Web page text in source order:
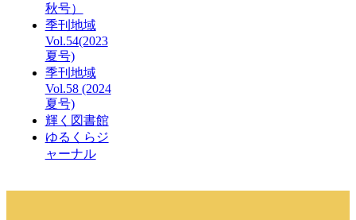
秋号）
季刊地域
Vol.54(2023
夏号)
季刊地域
Vol.58 (2024
夏号)
輝く図書館
ゆるくらジ
ャーナル